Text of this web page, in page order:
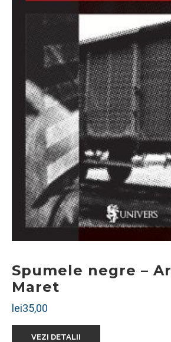
Spumele negre –
Maret
lei35,00
VEZI DETALII